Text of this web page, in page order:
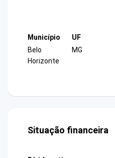
Município
Belo
Horizonte
UF
MG
Situação financeira